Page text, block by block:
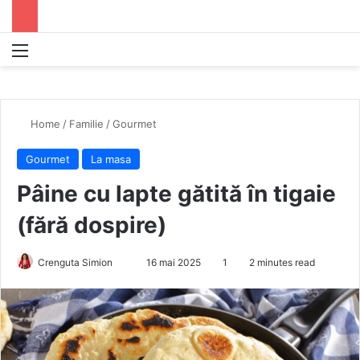
Home / Familie /Gourmet
Gourmet La masa
Pâine cu lapte gătită în tigaie
(fără dospire)
Crenguta Simion
n
d
a
16 mai 2025 1 2 minutes read